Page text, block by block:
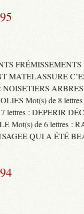
FRÉMISSEMENTS
MATELASSURE
NOISETIERS
Mot(s) de 8
lettres : DEPERIR
Mot(s) de 6 lettres :
QUI A ÉTÉ